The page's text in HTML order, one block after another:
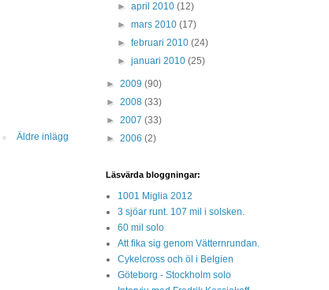
Äldre inlägg
►april 2010(12)
►mars 2010(17)
►februari 2010(24)
►januari 2010(25)
► 2009 (90)
► 2008 (33)
► 2007 (33)
► 2006 (2)
Läsvärda bloggningar:
1001 Miglia 2012
3 sjöar runt. 107 mil i solsken.
60 mil solo
Att fika sig genom Vätternrundan.
Cykelcross och öl i Belgien
Göteborg - Stockholm solo